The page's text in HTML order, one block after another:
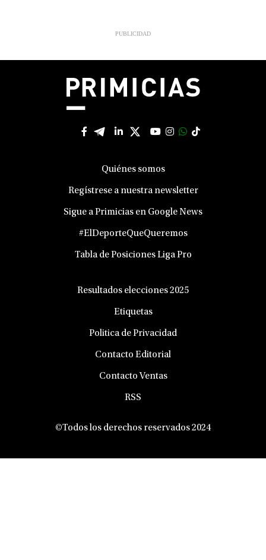
Quiénes somos
Regístrese a nuestra newsletter
Sigue a Primicias en Google News
#ElDeporteQueQueremos
Tabla de Posiciones Liga Pro
Resultados elecciones 2025
Etiquetas
Politica de Privacidad
Contacto Editorial
Contacto Ventas
RSS
©Todos los derechos reservados 2024